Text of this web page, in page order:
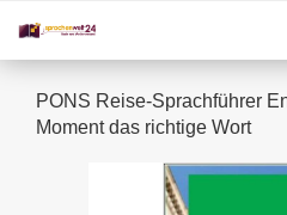
PONS Reise-Sprachführer
Moment das richtige Wort